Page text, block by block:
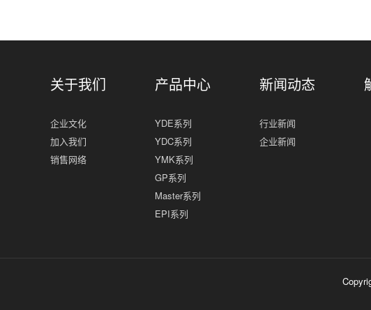
关于我们
企业文化
加入我们
销售网络
产品中心
YDE系列
YDC系列
YMK系列
GP系列
Master系列
EPI系列
新闻动态
行业新闻
企业新闻